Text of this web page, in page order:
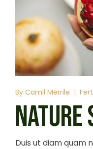
By Camil Merrile
NATURE
Duis ut diam quam